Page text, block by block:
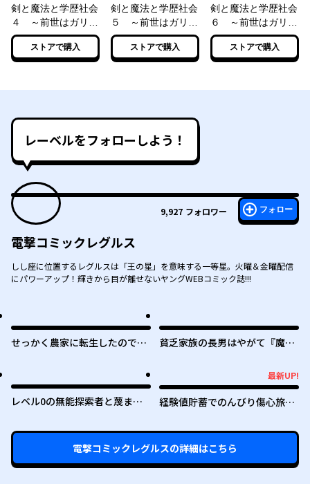
剣と魔法と学歴社会
４ ～前世はガリ勉
だった俺が、今世は
風任せで自由に生き
たい～
ストアで購入
剣と魔法と学歴社会
５ ～前世はガリ勉
だった俺が、今世は
風任せで自由に生き
たい～
ストアで購入
剣と魔法と学歴社会
６ ～前世はガリ勉
だった俺が、今世は
風任せで自由に生き
たい～【電子特別
ストアで購入
レーベルをフォローしよう！
9,927 フォロワー フォロー
電撃コミックレグルス
しし座に位置するレグルスは「王の星」を意味する一等星。火曜＆金曜配信
にパワーアップ！輝きから目が離せないヤングWEBコミック誌!!!
せっかく農家に転生したので勇
貧乏家族の長男はやがて『魔
レベル0の無能探索者と蔑まれ
ンキング1位は謎の人～
最新UP!
経験値貯蓄でのんびり傷心旅行
の無自覚ざまぁ～
電撃コミックレグルスの詳細はこちら